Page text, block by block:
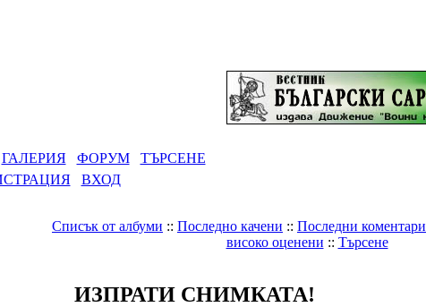
ГАЛЕРИЯ ФОРУМ
ТЪРСЕНЕ
ВХОД
Списък от албуми :: Последно качени :: Последни коментари
високо оценени :: Търсене
ИЗПРАТИ СНИМКАТА!